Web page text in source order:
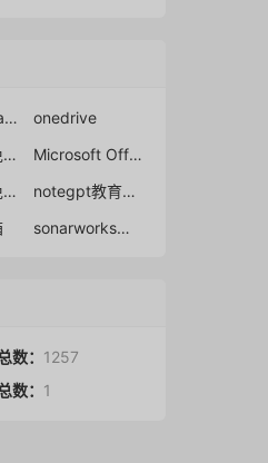
target education benefits
onedrive
switch加速免费dns
Microsoft Office 365 专业增强版edu教育邮箱免费下载
origin2023免破解领取
notegpt教育优惠
sonarworks破解
数： 1257
数： 1